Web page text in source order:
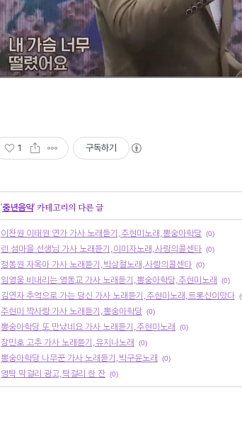
1 구독하기
'중년음악' 카테고리의 다른 글
이찬원 이태원 연가 가사 노래듣기,주현미노래,뽕숭아학당 (0)
린 섬마을 선생님 가사 노래듣기,이미자노래,사랑의콜센타 (0)
정동원 자옥아 가사 노래듣기,박상철노래,사랑의콜센타 (0)
임영웅 비내리는 영동교 가사 노래듣기,뽕숭아학당,주현미노래
(0)
김연자 추억으로 가는 당신 가사 노래듣기,주현미노래,트롯신이떴다
주현미 짝사랑 가사 노래듣기,뽕숭아학당 (0)
뽕숭아학당 또 만났네요 가사 노래듣기,주현미노래
(0)
장민호 고추 가사 노래듣기,유지나노래
(0)
뽕숭아학당 나무꾼 가사 노래듣기,박구윤노래
(0)
영탁 막걸리 광고,탁걸리 한 잔 (0)